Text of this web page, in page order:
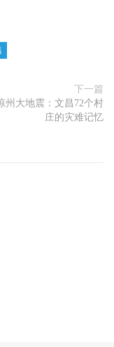
下一篇
州大地震：文昌72个村
庄的灾难记忆